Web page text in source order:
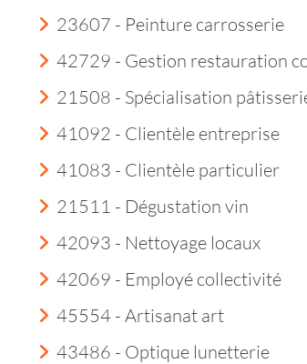
23607 - Peinture carrosserie
42729 - Gestion restauration
21508 - Spécialisation
41092 - Clientèle entreprise
41083 - Clientèle particulier
21511 - Dégustation vin
42093 - Nettoyage locaux
42069 - Employé collectivité
45554 - Artisanat art
43486 - Optique lunetterie